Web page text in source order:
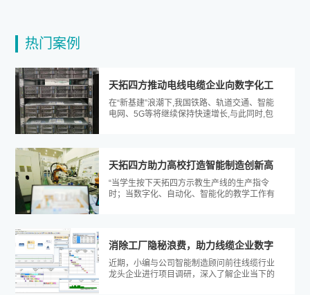
热门案例
天拓四方推动电线电缆企业向数字化工
厂更进一步
在“新基建”浪潮下,我国铁路、轨道交通、智能
电网、5G等将继续保持快速增长,与此同时,包
天拓四方助力高校打造智能制造创新高
地
“当学生按下天拓四方示教生产线的生产指令
时；当数字化、自动化、智能化的教学工作有
消除工厂隐秘浪费，助力线缆企业数字
化管理
近期，小编与公司智能制造顾问前往线缆行业
龙头企业进行项目调研，深入了解企业当下的